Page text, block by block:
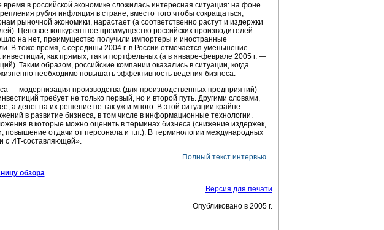
время в российской экономике сложилась интересная ситуация: на фоне
рубля инфляция в стране, вместо того чтобы сокращаться,
рыночной экономики, нарастает (а соответственно растут и издержки
Ценовое конкурентное преимущество российских производителей
на нет, преимущество получили импортеры и иностранные
В тоже время, с середины 2004 г. в России отмечается уменьшение
инвестиций, как прямых, так и портфельных (а в январе-феврале 2005 г. —
Таким образом, российские компании оказались в ситуации, когда
необходимо повышать эффективность ведения бизнеса.
— модернизация производства (для производственных предприятий)
требует не только первый, но и второй путь. Другими словами,
а денег на их решение не так уж и много. В этой ситуации крайне
в развитие бизнеса, в том числе в информационные технологии.
в которые можно оценить в терминах бизнеса (снижение издержек,
отдачи от персонала и т.п.). В терминологии международных
с ИТ-составляющей».
Полный текст интервью
обзора
Версия для печати
Опубликовано в 2005 г.